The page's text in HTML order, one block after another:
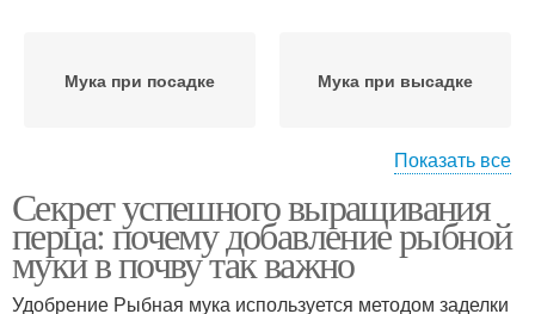
Мука при посадке Мука при высадке
Мука при выращивании Муки при выращивании
Показать все
Секрет успешного выращивания
перца: почему добавление рыбной
муки в почву так важно
Удобрение Рыбная мука используется методом заделки